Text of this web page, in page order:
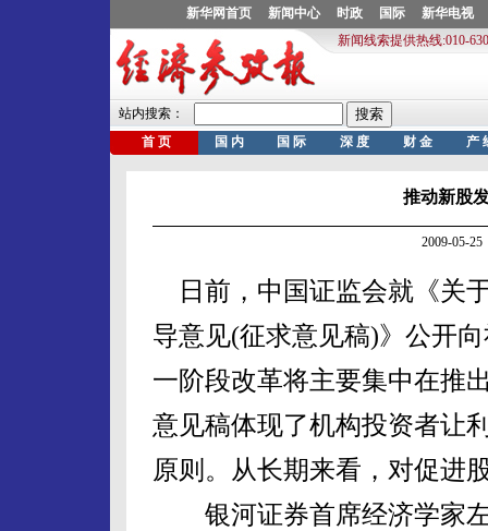
推动新股
2009-05-
日前，中国证监会就《关
导意见(征求意见稿)》公开
一阶段改革将主要集中在推
意见稿体现了机构投资者让
原则。从长期来看，对促进
银河证券首席经济学家左